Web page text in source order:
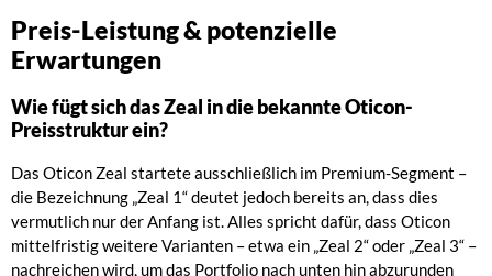
Preis-Leistung & potenzielle
Erwartungen
Wie fügt sich das Zeal in die bekannte Oticon-
Preisstruktur ein?
Das Oticon Zeal startete ausschließlich im Premium-Segment –
die Bezeichnung „Zeal 1“ deutet jedoch bereits an, dass dies
vermutlich nur der Anfang ist. Alles spricht dafür, dass Oticon
mittelfristig weitere Varianten – etwa ein „Zeal 2“ oder „Zeal 3“ –
nachreichen wird, um das Portfolio nach unten hin abzurunden